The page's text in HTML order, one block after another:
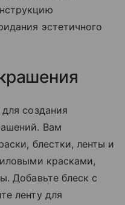
эстетичного
создания
Вам
блестки, ленты и
красками,
Добавьте блеск с
ленту для